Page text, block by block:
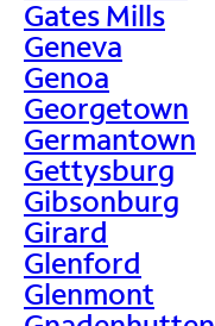
Gates Mills
Geneva
Genoa
Georgetown
Germantown
Gettysburg
Gibsonburg
Girard
Glenford
Glenmont